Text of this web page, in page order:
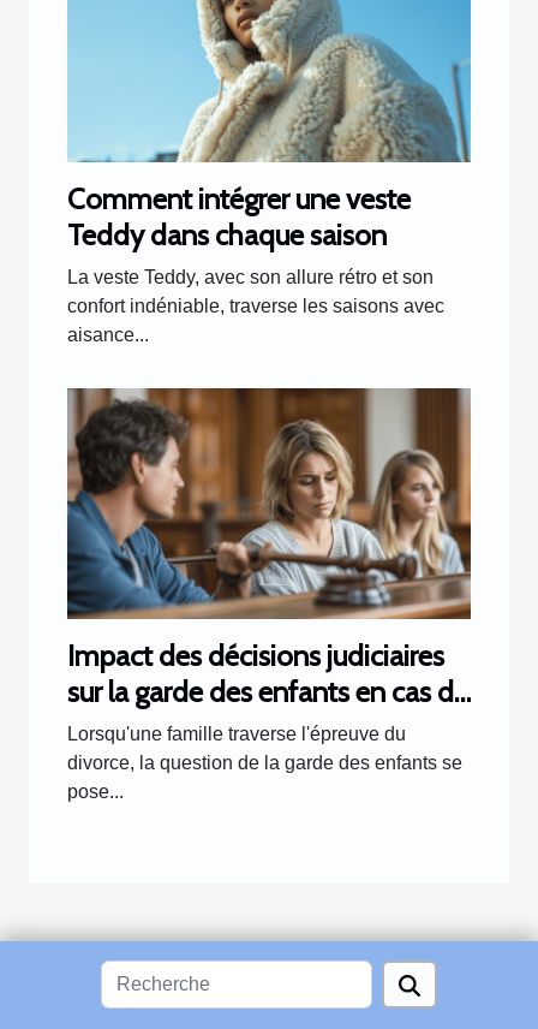
Comment intégrer une veste
Teddy dans chaque saison
La veste Teddy, avec son allure rétro et son
confort indéniable, traverse les saisons avec
aisance...
Impact des décisions judiciaires
sur la garde des enfants en cas de
divorce
Lorsqu'une famille traverse l'épreuve du
divorce, la question de la garde des enfants se
pose...